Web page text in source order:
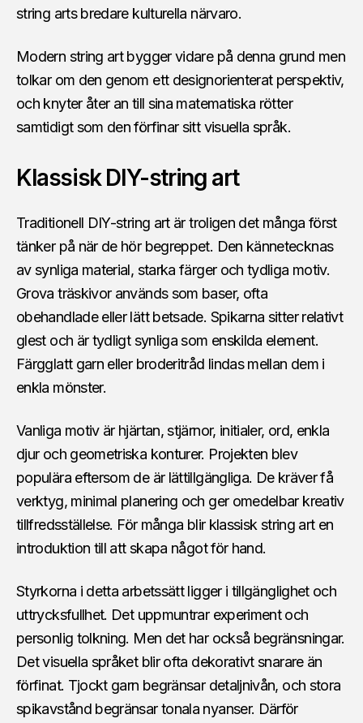
string arts bredare kulturella närvaro.
Modern string art bygger vidare på denna grund men
tolkar om den genom ett designorienterat perspektiv,
och knyter åter an till sina matematiska rötter
samtidigt som den förfinar sitt visuella språk.
Klassisk DIY-string art
Traditionell DIY-string art är troligen det många först
tänker på när de hör begreppet. Den kännetecknas
av synliga material, starka färger och tydliga motiv.
Grova träskivor används som baser, ofta
obehandlade eller lätt betsade. Spikarna sitter relativt
glest och är tydligt synliga som enskilda element.
Färgglatt garn eller broderitråd lindas mellan dem i
enkla mönster.
Vanliga motiv är hjärtan, stjärnor, initialer, ord, enkla
djur och geometriska konturer. Projekten blev
populära eftersom de är lättillgängliga. De kräver få
verktyg, minimal planering och ger omedelbar kreativ
tillfredsställelse. För många blir klassisk string art en
introduktion till att skapa något för hand.
Styrkorna i detta arbetssätt ligger i tillgänglighet och
uttrycksfullhet. Det uppmuntrar experiment och
personlig tolkning. Men det har också begränsningar.
Det visuella språket blir ofta dekorativt snarare än
förfinat. Tjockt garn begränsar detaljnivån, och stora
spikavstånd begränsar tonala nyanser. Därför